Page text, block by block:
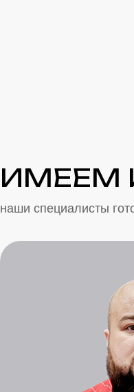
наши специалисты
ИМЕЕМ